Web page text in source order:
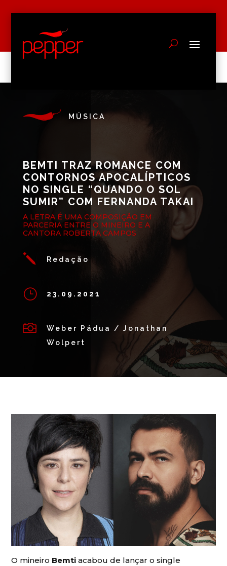
MÚSICA
BEMTI TRAZ ROMANCE COM
CONTORNOS APOCALÍPTICOS
NO SINGLE “QUANDO O SOL
SUMIR” COM FERNANDA TAKAI
A LETRA É UMA COMPOSIÇÃO EM
PARCERIA ENTRE O MINEIRO E A
CANTORA ROBERTA CAMPOS
j Redação
} 23.09.2021

Weber Pádua / Jonathan
Wolpert
O mineiro Bemtiacabou de lançar o single